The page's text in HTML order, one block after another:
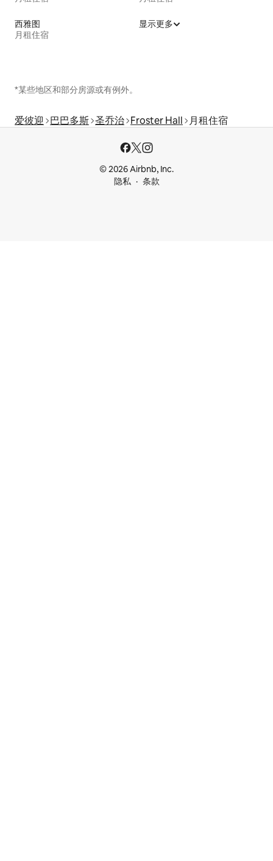
西雅图
月租住宿
显示更多
*某些地区和部分房源或有例外。
爱彼迎 巴巴多斯 圣乔治 Froster Hall 月租住宿
© 2026 Airbnb, Inc.
隐私
条款